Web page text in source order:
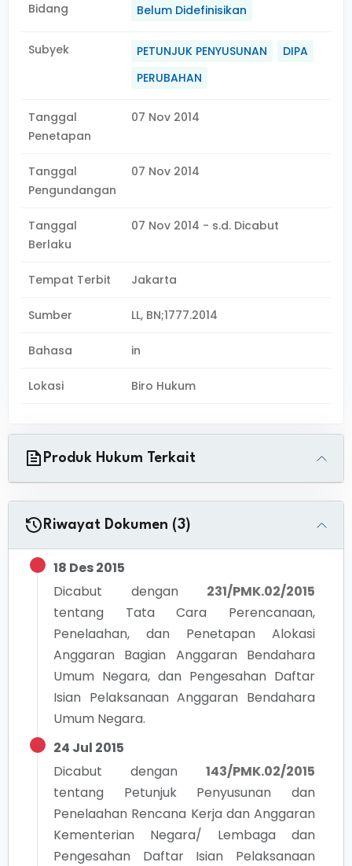
Bidang Belum Didefinisikan
Subyek PETUNJUK PENYUSUNAN
DIPA
PERUBAHAN
Tanggal
Penetapan
07 Nov 2014
Tanggal
Pengundangan
07 Nov 2014
Tanggal
Berlaku
07 Nov 2014 - s.d. Dicabut
Tempat Terbit Jakarta
Sumber LL, BN;1777.2014
Bahasa in
Lokasi Biro Hukum
Produk Hukum Terkait
Riwayat Dokumen (3)
18 Des 2015
Dicabut dengan
231/PMK.02/2015
tentang Tata Cara Perencanaan,
Penelaahan, dan Penetapan Alokasi
Anggaran Bagian Anggaran Bendahara
Umum Negara, dan Pengesahan Daftar
Isian Pelaksanaan Anggaran Bendahara
Umum Negara.
24 Jul 2015
Dicabut dengan
143/PMK.02/2015
tentang Petunjuk Penyusunan dan
Penelaahan Rencana Kerja dan Anggaran
Kementerian Negara/ Lembaga dan
Pengesahan Daftar Isian Pelaksanaan